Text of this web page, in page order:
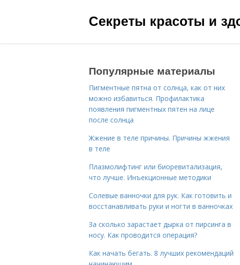
Секреты красоты и
Популярные материалы
Пигментные пятна от солнца, как от них
можно избавиться. Профилактика
появления пигментных пятен на лице
после солнца
Жжение в теле причины. Причины жжения
в теле
Плазмолифтинг или биоревитализация,
что лучше. Инъекционные методики
Солевые ванночки для рук. Как готовить и
восстанавливать руки и ногти в ванночках
За сколько зарастает дырка от пирсинга в
носу. Как проводится операция?
Как начать бегать. 8 лучших рекомендаций